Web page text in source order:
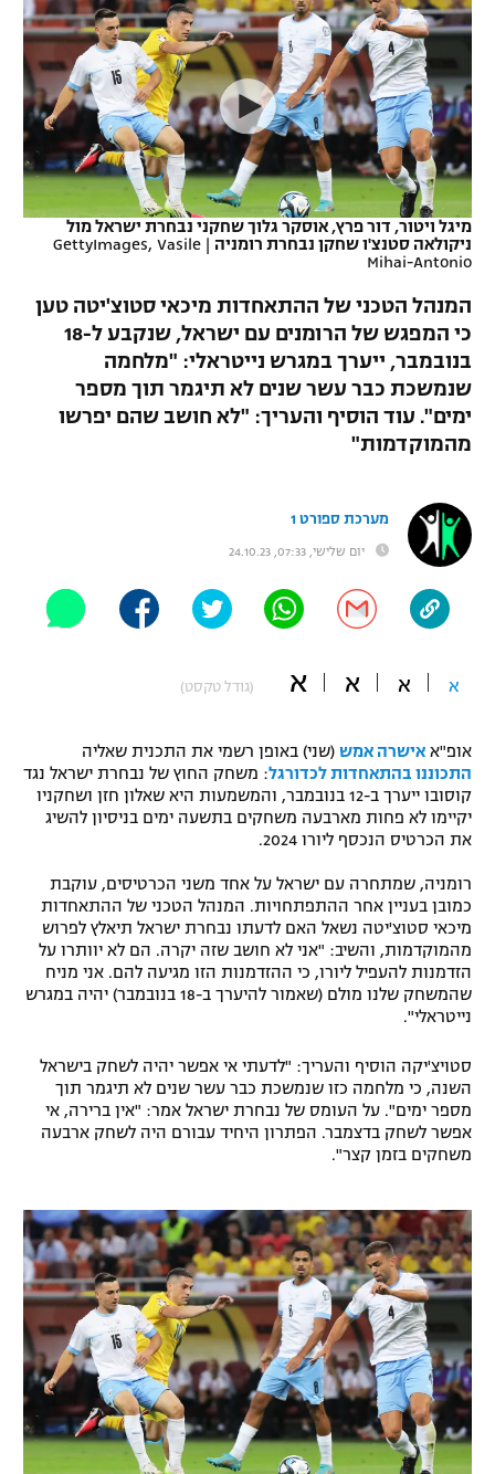
VOD
רץ ברשת
תוצאות
לוח שידורים
ברחבה
"מעל הליגה" – פודקאסט
"מחצית בשכונה" – פודקאסט
משתתפים וזוכים בפרסים
תקנון עבור פעילות ספורט 1 – "מרלן"
גיימינג E-Sports
תנאי שימוש
מדיניות פרטיות
תקנון פעילות ספורט 1
רשיון להקרנה פומבית לבית עסק
הצטרפות לחבילת הערוצים
לוח דרושים – ג'ובנט
המגזין
נבחרת ישראל
מכבי חיפה
בית"ר ירושלים
מכבי תל אביב
הפועל תל אביב
הפועל חיפה
הפועל באר שבע
מכבי נתניה
בני יהודה
ליגה ספרדית
ליגה איטלקית
ליגה צרפתית
ליגה הולנדית
ליגה טורקית
ליגה סינית
ליגה ברזילאית
ליגות נוספות
כדורסל נשים
מכבי תל אביב
הפועל חולון
הפועל ירושלים
דני אבדיה
יורוליג
יורוקאפ
כדוריד
כדורעף
שחייה
אגרוף
ספורט אולימפי
UFC
אופניים
ספורט מוטורי
בייסבול MLB
ספורט אתגרי ואקסטרים
גיימינג E-Sports
מיגל ויטור, דור פרץ, אוסקר גלוך שחקני נבחרת ישראל מול
ניקולאה סטנצ'ו שחקן נבחרת רומניה |
GettyImages, Vasile
Mihai-Antonio
המנהל הטכני של ההתאחדות מיכאי סטוצ'יטה טען
כי המפגש של הרומנים עם ישראל, שנקבע ל-18
בנובמבר, ייערך במגרש נייטראלי: "מלחמה
שנמשכת כבר עשר שנים לא תיגמר תוך מספר
ימים". עוד הוסיף והעריך: "לא חושב שהם יפרשו
מהמוקדמות"
מערכת ספורט 1
יום שלישי, 07:33, 24.10.23
א א א א (גודל טקסט)
אופ"א אישרה אמש (שני) באופן רשמי את התכנית שאליה
התכוננו בהתאחדות לכדורגל: משחק החוץ של נבחרת ישראל נגד
קוסובו ייערך ב-12 בנובמבר, והמשמעות היא שאלון חזן ושחקניו
יקיימו לא פחות מארבעה משחקים בתשעה ימים בניסיון להשיג
את הכרטיס הנכסף ליורו 2024.
רומניה, שמתחרה עם ישראל על אחד משני הכרטיסים, עוקבת
כמובן בעניין אחר ההתפתחויות. המנהל הטכני של ההתאחדות
מיכאי סטוצ'יטה נשאל האם לדעתו נבחרת ישראל תיאלץ לפרוש
מהמוקדמות, והשיב: "אני לא חושב שזה יקרה. הם לא יוותרו על
הזדמנות להעפיל ליורו, כי ההזדמנות הזו מגיעה להם. אני מניח
שהמשחק שלנו מולם (שאמור להיערך ב-18 בנובמבר) יהיה במגרש
נייטראלי".
סטויצ'יקה הוסיף והעריך: "לדעתי אי אפשר יהיה לשחק בישראל
השנה, כי מלחמה כזו שנמשכת כבר עשר שנים לא תיגמר תוך
מספר ימים". על העומס של נבחרת ישראל אמר: "אין ברירה, אי
אפשר לשחק בדצמבר. הפתרון היחיד עבורם היה לשחק ארבעה
משחקים בזמן קצר".